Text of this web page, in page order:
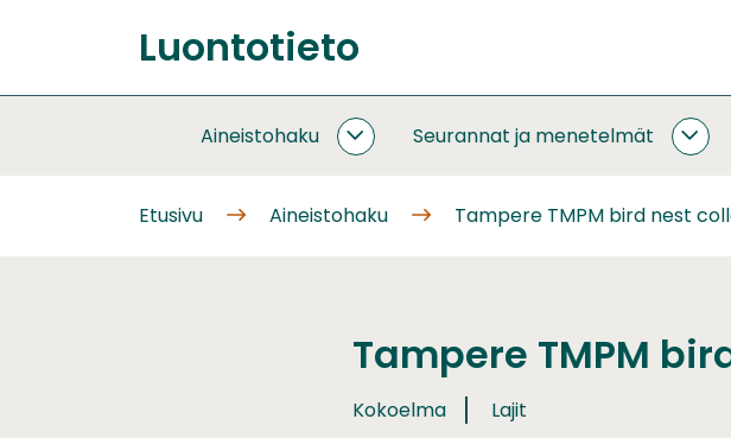
sisältöön
Etusivu
Luontotieto
Aineistohaku
AINEISTOHAKU
Seurannat ja menetelmät
Etusivu Aineistohaku Tampere TMPM bird nest
Tampere TMPM
Kokoelma Lajit